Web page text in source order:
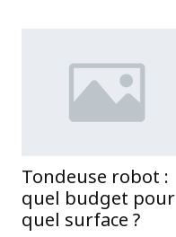
Tondeuse robot :
quel budget pour
quel surface ?